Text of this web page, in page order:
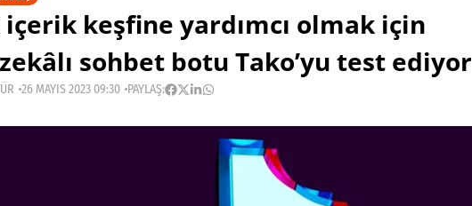
keşfine yardımcı olmak için
sohbet botu Tako’yu test ediyor
26 MAYIS 2023 09:30 PAYLAŞ: